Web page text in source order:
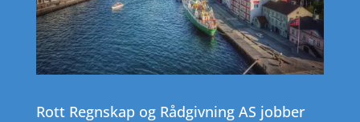
Rott Regnskap og Rådgivning AS jobber